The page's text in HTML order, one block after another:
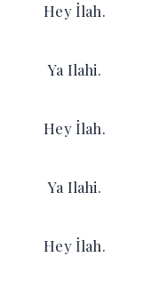
Hey İlah.
Ya Ilahi.
Hey İlah.
Ya Ilahi.
Hey İlah.